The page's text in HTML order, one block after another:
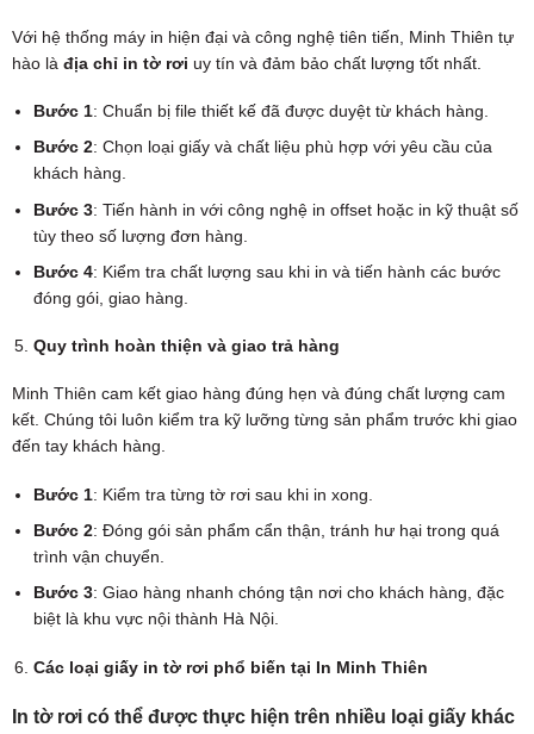
Với hệ thống máy in hiện đại và công nghệ tiên tiến, Minh Thiên tự
hào là địa chỉ in tờ rơi uy tín và đảm bảo chất lượng tốt nhất.
Bước 1: Chuẩn bị file thiết kế đã được duyệt từ khách hàng.
Bước 2: Chọn loại giấy và chất liệu phù hợp với yêu cầu của
khách hàng.
Bước 3: Tiến hành in với công nghệ in offset hoặc in kỹ thuật số
tùy theo số lượng đơn hàng.
Bước 4: Kiểm tra chất lượng sau khi in và tiến hành các bước
đóng gói, giao hàng.
Quy trình hoàn thiện và giao trả hàng
Minh Thiên cam kết giao hàng đúng hẹn và đúng chất lượng cam
kết. Chúng tôi luôn kiểm tra kỹ lưỡng từng sản phẩm trước khi giao
đến tay khách hàng.
Bước 1: Kiểm tra từng tờ rơi sau khi in xong.
Bước 2: Đóng gói sản phẩm cẩn thận, tránh hư hại trong quá
trình vận chuyển.
Bước 3: Giao hàng nhanh chóng tận nơi cho khách hàng, đặc
biệt là khu vực nội thành Hà Nội.
Các loại giấy in tờ rơi phổ biến tại In Minh Thiên
In tờ rơi có thể được thực hiện trên nhiều loại giấy khác